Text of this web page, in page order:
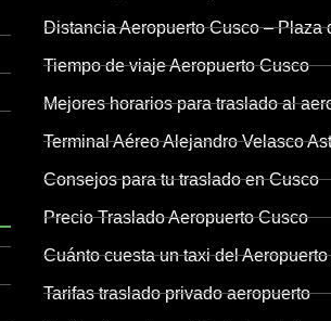
Distancia Aeropuerto Cusco – Plaza
Tiempo de viaje Aeropuerto Cusco
Mejores horarios para traslado al
Terminal Aéreo Alejandro Velasco
Consejos para tu traslado en Cusco
Precio Traslado Aeropuerto Cusco
Cuánto cuesta un taxi del
Tarifas traslado privado aeropuerto